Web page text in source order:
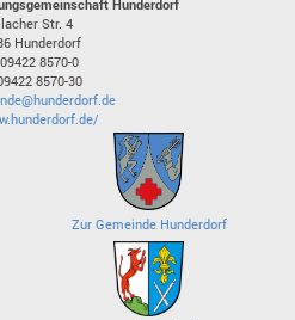
Hunderdorf
Str. 4
Hunderdorf
09422 8570-0
8570-30
Zur Gemeinde Hunderdorf